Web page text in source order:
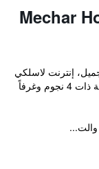
إنترنت لاسلكي
مجاني في الأماكن العامة وسونا. يقدم الفندق إقامة ذات 4 نجوم وغرفاً
والت...